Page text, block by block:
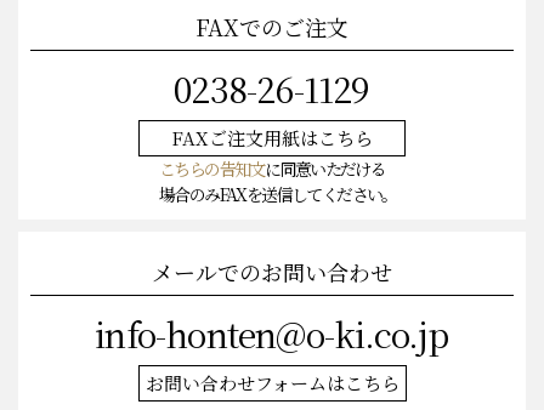
FAXでのご注文
0238-26-1129
FAXご注文用紙はこちら
こちらの告知文に同意いただける
場合のみFAXを送信してください。
メールでのお問い合わせ
info-honten@o-ki.co.jp
お問い合わせフォームはこちら